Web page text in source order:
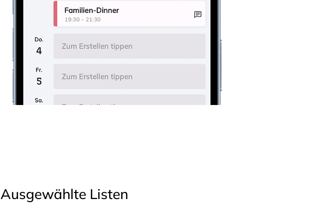
Ausgewählte Listen